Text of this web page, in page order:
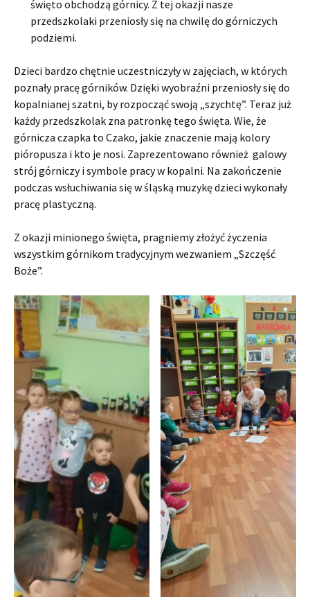
święto obchodzą górnicy. Z tej okazji nasze
przedszkolaki przeniosły się na chwilę do górniczych
podziemi.
Dzieci bardzo chętnie uczestniczyły w zajęciach, w których
poznały pracę górników. Dzięki wyobraźni przeniosły się do
kopalnianej szatni, by rozpocząć swoją „szychtę”. Teraz już
każdy przedszkolak zna patronkę tego święta. Wie, że
górnicza czapka to Czako, jakie znaczenie mają kolory
pióropusza i kto je nosi. Zaprezentowano również galowy
strój górniczy i symbole pracy w kopalni. Na zakończenie
podczas wsłuchiwania się w śląską muzykę dzieci wykonały
pracę plastyczną.
Z okazji minionego święta, pragniemy złożyć życzenia
wszystkim górnikom tradycyjnym wezwaniem „Szczęść
Boże”.